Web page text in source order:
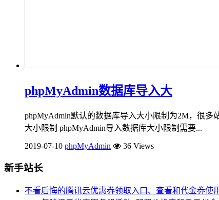
phpMyAdmin数据库导入大
phpMyAdmin默认的数据库导入大小限制为2M，很多
大小限制 phpMyAdmin导入数据库大小限制需要...
2019-07-10 phpMyAdmin 36 Views
新手站长
不看后悔的腾讯云优惠券领取入口、查看和代金券使